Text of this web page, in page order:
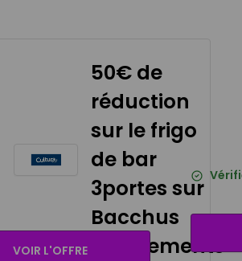
utilise
aujourd'hui
VOIR L'OFFRE
50€ de
réduction
sur le frigo
de bar
3portes sur
Bacchus
Équipements